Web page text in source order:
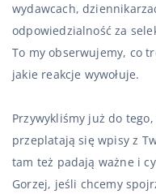
wydawcach,
odpowiedzialność za
To my obserwujemy, co
jakie reakcje wywołuje.
Przywykliśmy już do
przeplatają się wpisy z
tam też padają ważne i
Gorzej, jeśli chcemy